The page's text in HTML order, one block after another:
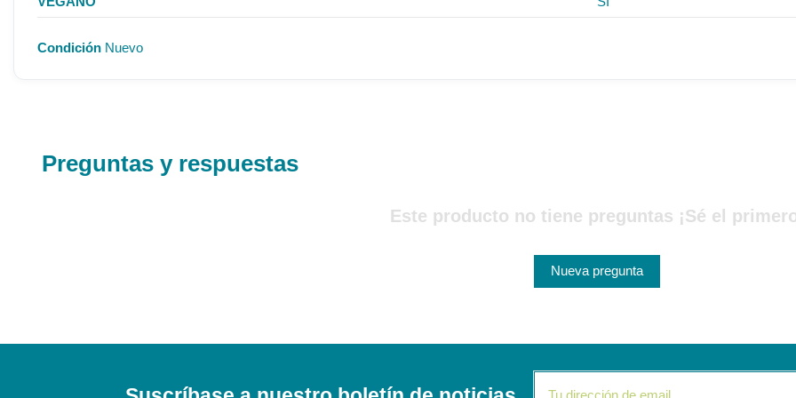
Condición Nuevo
Preguntas y respuestas
Este producto no tiene preguntas ¡Sé el
Nueva pregunta